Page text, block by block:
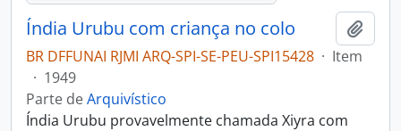
Índia Urubu com criança no colo
BR DFFUNAI RJMI ARQ-SPI-SE-PEU-SPI15428 · Item
· 1949
Parte deArquivístico
Índia Urubu provavelmente chamada Xiyra com